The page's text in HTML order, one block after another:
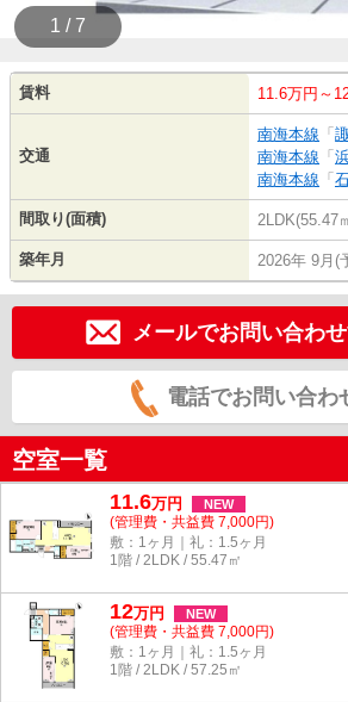
1 / 7
賃料 11.6万円～
交通
南海本線 「
南海本線 「
南海本線 「
間取り(面積) 2LDK(55.47
築年月 2026年 9月(
メールでお問い合わ
電話でお問い合わ
空室一覧
11.6万円 NEW
(管理費・共益費 7,000円)
敷：1ヶ月｜礼：1.5ヶ月
1階 / 2LDK / 55.47㎡
12万円 NEW
(管理費・共益費 7,000円)
敷：1ヶ月｜礼：1.5ヶ月
1階 / 2LDK / 57.25㎡